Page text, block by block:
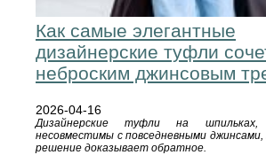
Как самые элегантные
дизайнерские туфли
неброским джинсовым
2026-04-16
Дизайнерские туфли на шпильках,
несовместимы с повседневными джинсами,
решение доказывает обратное.